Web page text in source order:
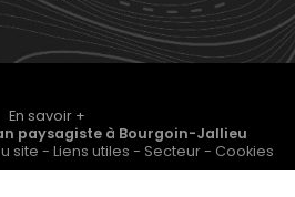
En savoir +
paysagiste à Bourgoin-Jallieu
site - Liens utiles - Secteur- Cookies